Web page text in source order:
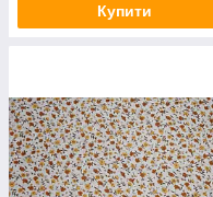
Купити